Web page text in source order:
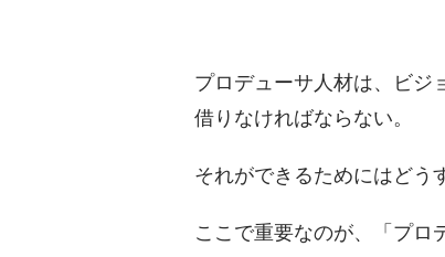
プロデューサ人材は、ビジ
借りなければならない。
それができるためにはどう
ここで重要なのが、「プロ